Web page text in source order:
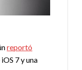
reportó
7 y una